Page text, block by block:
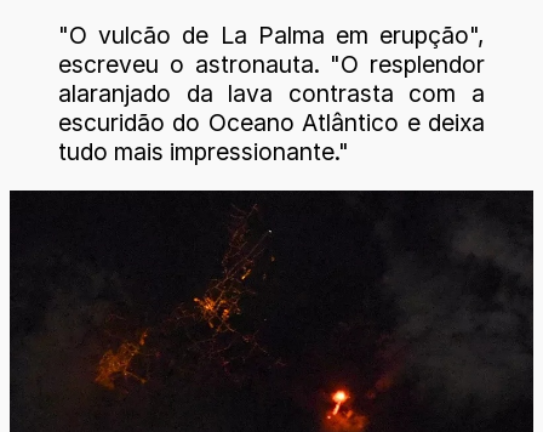
"O vulcão de La Palma em erupção",
escreveu o astronauta. "O resplendor
alaranjado da lava contrasta com a
escuridão do Oceano Atlântico e deixa
tudo mais impressionante."